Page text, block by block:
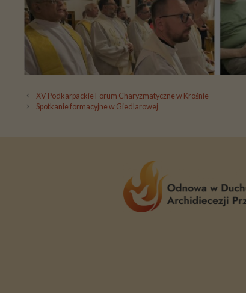
XV Podkarpackie Forum Charyzmatyczne w Krośnie
Spotkanie formacyjne w Giedlarowej